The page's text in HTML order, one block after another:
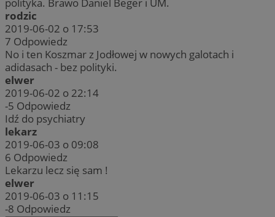
polityka. Brawo Daniel Beger i UM.
rodzic
2019-06-02 o 17:53
7 Odpowiedz
No i ten Koszmar z Jodłowej w nowych galotach i
adidasach - bez polityki.
elwer
2019-06-02 o 22:14
-5 Odpowiedz
Idź do psychiatry
lekarz
2019-06-03 o 09:08
6 Odpowiedz
Lekarzu lecz się sam !
elwer
2019-06-03 o 11:15
-8 Odpowiedz